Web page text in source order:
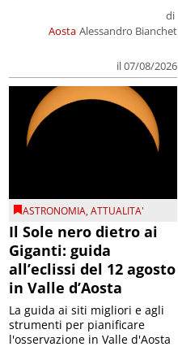
Aosta
di
Alessandro Bianchet
il 07/08/2026
ASTRONOMIA,ATTUALITA'
Il Sole nero dietro ai
Giganti: guida
all’eclissi del 12 agosto
in Valle d’Aosta
La guida ai siti migliori e agli
strumenti per pianificare
l'osservazione in Valle d'Aosta